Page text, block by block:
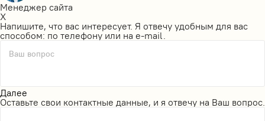
Менеджер сайта
X
Напишите, что вас интересует. Я отвечу удобным для вас
способом: по телефону или на e-mail.
Ваш вопрос
Далее
Оставьте свои контактные данные, и я отвечу на Ваш вопрос.